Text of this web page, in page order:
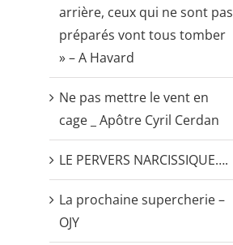
arrière, ceux qui ne sont pas
préparés vont tous tomber
» – A Havard
Ne pas mettre le vent en
cage _ Apôtre Cyril Cerdan
LE PERVERS NARCISSIQUE….
La prochaine supercherie –
OJY